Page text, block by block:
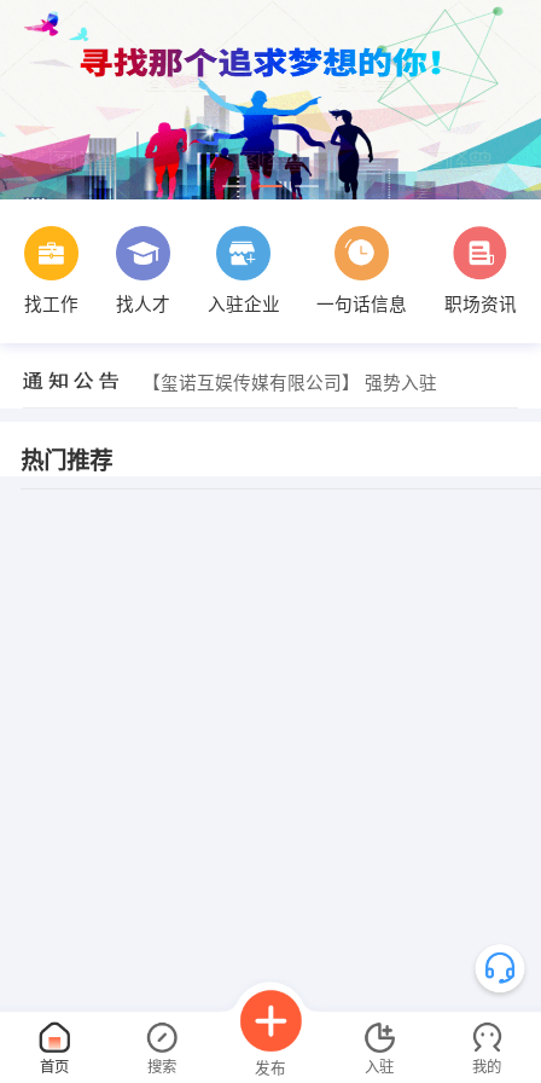
找工作 找人才 入驻企业 一句话信息
职场资讯
【玺诺互娱传媒有限公司】 强势入驻
热门推荐
首页 搜索 发布 入驻 我的